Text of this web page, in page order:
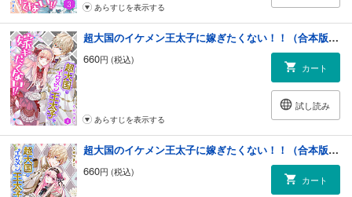
あらすじを表示する
超大国のイケメン王太子に嫁ぎたくない！！（合本版） 4巻
660円 (税込)
カート
試し読み
あらすじを表示する
超大国のイケメン王太子に嫁ぎたくない！！（合本版） 5巻
660円 (税込)
カート